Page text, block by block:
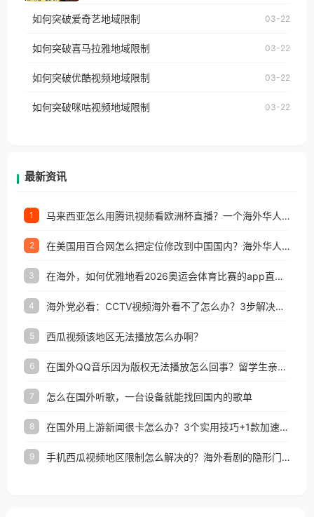
使用番茄回国加速器，即可解决「海外用户收听腾讯
台湾、美国、加拿大、澳大利亚、欧洲等国家和地区
权限制所困扰。
播放”的提示语。 海外用户如香港、澳门、台湾、美
国、加拿大、澳大利亚、欧洲等国家和地区时，网易
制问题，且仅能在中国大陆地区播放。 遇到这个问题
户收听网易云音乐地区版权限制」的问题，无论人在
如何突破爱奇艺地域限制 03-22
如何突破喜马拉雅地域限制 03-22
如何突破优酷视频地域限制 03-22
如何突破咪咕视频地域限制 03-22
最新资讯
1 马来西亚怎么用腾讯视频看欧洲杯直播？一个海外华人的真实困扰与破解
2 在美国用百合网怎么把定位修改到中国国内？海外华人必备的回国加速指南
3 在海外，如何优雅地看2026奥运会体育比赛的app直播？
4 海外党必看：CCTV视频海外看不了怎么办？3步解决地区限制+追剧自由
5 西瓜视频该地区无法播放怎么办啊？
6 在国外QQ音乐因为版权无法播放怎么回事？留学生亲测有效的解决办法
7 怎么在国外听歌，一台设备就能找回国内的歌单
8 在国外用上游新闻很卡怎么办？3个实用技巧+1款加速器解决海外看国内内容难题
9 手机西瓜视频地区限制怎么解决的？海外看剧的隐形门与钥匙